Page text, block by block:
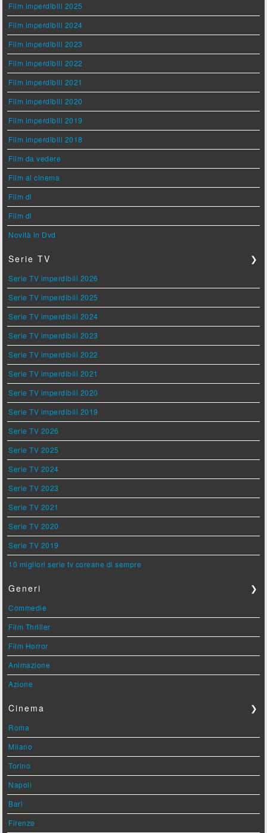
Film imperdibili 2025
Film imperdibili 2024
Film imperdibili 2023
Film imperdibili 2022
Film imperdibili 2021
Film imperdibili 2020
Film imperdibili 2019
Film imperdibili 2018
Film da vedere
Film al cinema
Film di
Film di
Novità in Dvd
Serie TV ❯
Serie TV imperdibili 2026
Serie TV imperdibili 2025
Serie TV imperdibili 2024
Serie TV imperdibili 2023
Serie TV imperdibili 2022
Serie TV imperdibili 2021
Serie TV imperdibili 2020
Serie TV imperdibili 2019
Serie TV 2026
Serie TV 2025
Serie TV 2024
Serie TV 2023
Serie TV 2021
Serie TV 2020
Serie TV 2019
10 migliori serie tv coreane di sempre
Generi ❯
Commedie
Film Thriller
Film Horror
Animazione
Azione
Cinema ❯
Roma
Milano
Torino
Napoli
Bari
Firenze